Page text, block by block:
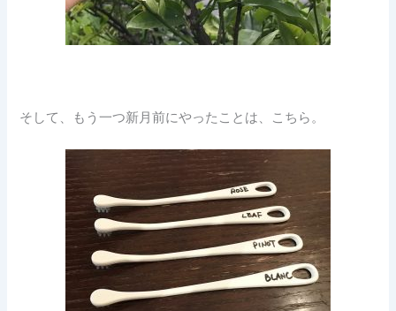
そして、もう一つ新月前にやったことは、こちら。